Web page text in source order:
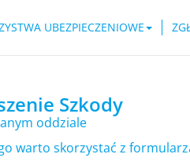
UBEZPIECZENIOWE
Szkody
oddziale
warto skorzystać z